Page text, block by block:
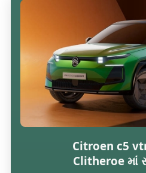
Citroen c5
Clitheroe માં